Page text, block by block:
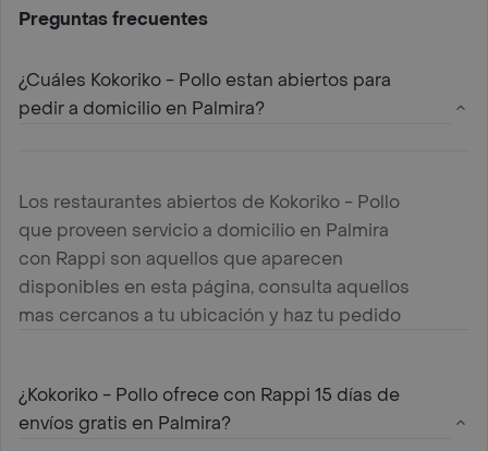
Preguntas frecuentes
¿Cuáles Kokoriko - Pollo estan abiertos para
pedir a domicilio en Palmira?
Los restaurantes abiertos de Kokoriko - Pollo
que proveen servicio a domicilio en Palmira
con Rappi son aquellos que aparecen
disponibles en esta página, consulta aquellos
mas cercanos a tu ubicación y haz tu pedido
¿Kokoriko - Pollo ofrece con Rappi 15 días de
envíos gratis en Palmira?